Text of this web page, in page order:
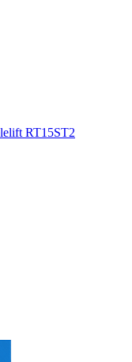
RT15ST2